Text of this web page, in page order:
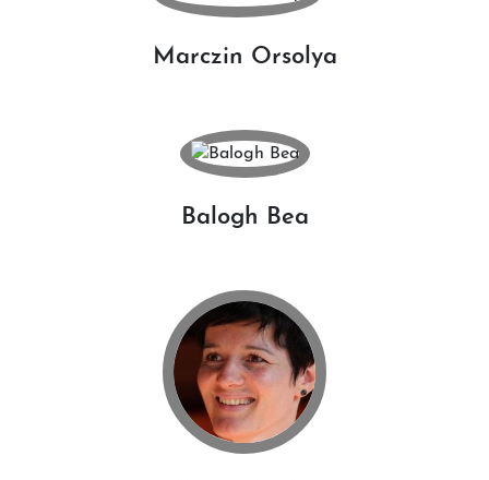
Marczin Orsolya
Balogh Bea